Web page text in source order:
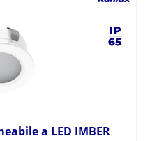
a LED IMBER